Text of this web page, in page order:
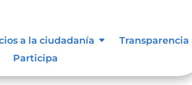
a la ciudadanía
Transparencia
Participa